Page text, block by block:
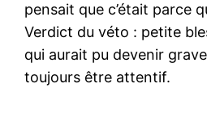
pensait que c’était parce
Verdict du véto : petite
qui aurait pu devenir
toujours être attentif.